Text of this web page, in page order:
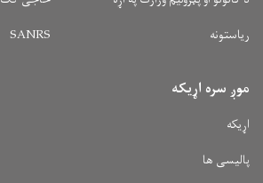
ریاستونه
SANRS
موږ سره اړیکه
اړیکه
پالیسی ها